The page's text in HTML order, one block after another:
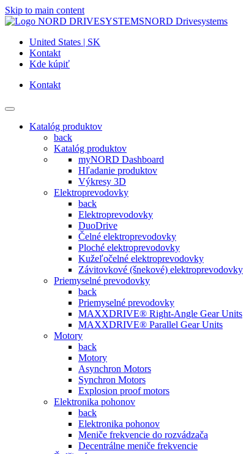
Skip to main content
NORD Drivesystems
United States | SK
Kontakt
Kde kúpiť
Kontakt
Katalóg produktov
back
Katalóg produktov
myNORD Dashboard
Hľadanie produktov
Výkresy 3D
Elektroprevodovky
back
Elektroprevodovky
DuoDrive
Čelné elektroprevodovky
Ploché elektroprevodovky
Kužeľočelné elektroprevodovky
Závitovkové (šnekové) elektroprevodovky
Priemyselné prevodovky
back
Priemyselné prevodovky
MAXXDRIVE® Right-Angle Gear Units
MAXXDRIVE® Parallel Gear Units
Motory
back
Motory
Asynchron Motors
Synchron Motors
Explosion proof motors
Elektronika pohonov
back
Elektronika pohonov
Meniče frekvencie do rozvádzača
Decentrálne meniče frekvencie